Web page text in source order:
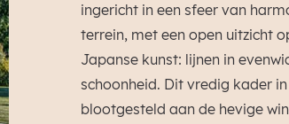
ingericht in een sfeer van
terrein, met een open uitzicht
Japanse kunst: lijnen in
schoonheid. Dit vredig kader
blootgesteld aan de hevige